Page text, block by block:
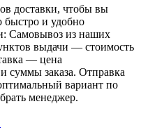
доставки, чтобы вы
быстро и удобно
Самовывоз из наших
выдачи — стоимость
— цена
суммы заказа. Отправка
вариант по
менеджер.